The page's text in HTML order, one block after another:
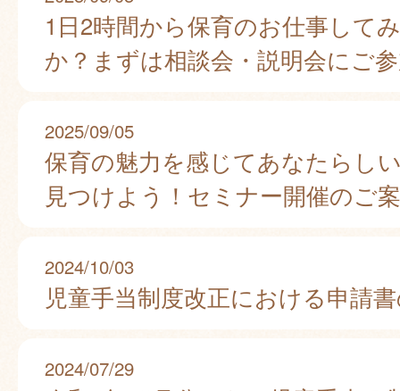
1日2時間から保育のお仕事して
か？まずは相談会・説明会にご
2025/09/05
保育の魅力を感じてあなたらし
見つけよう！セミナー開催のご
2024/10/03
児童手当制度改正における申請
2024/07/29